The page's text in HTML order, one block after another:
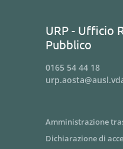
URP - Ufficio
Pubblico
0165 54 44 18
Amministrazione
Dichiarazione di